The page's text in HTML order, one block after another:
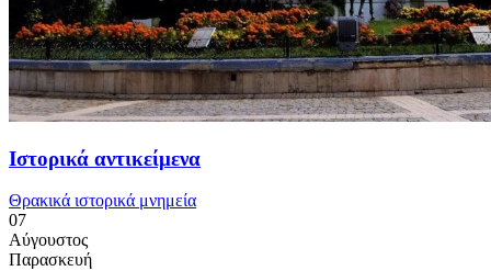
Ιστορικά αντικείμενα
Θρακικά ιστορικά μνημεία
07
Αύγουστος
Παρασκευή